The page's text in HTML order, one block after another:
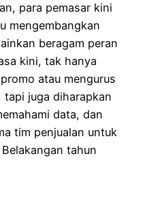
para pemasar kini
mengembangkan
beragam peran
kini, tak hanya
atau mengurus
juga diharapkan
data, dan
tim penjualan untuk
tahun